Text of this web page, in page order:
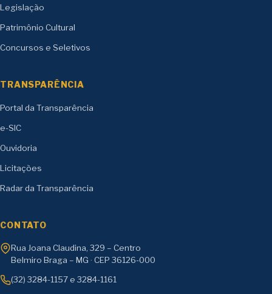
Legislação
Patrimônio Cultural
Concursos e Seletivos
TRANSPARÊNCIA
Portal da Transparência
e-SIC
Ouvidoria
Licitações
Radar da Transparência
CONTATO
Rua Joana Claudina, 329 – Centro
Belmiro Braga – MG · CEP 36126-000
(32) 3284-1157 e 3284-1161